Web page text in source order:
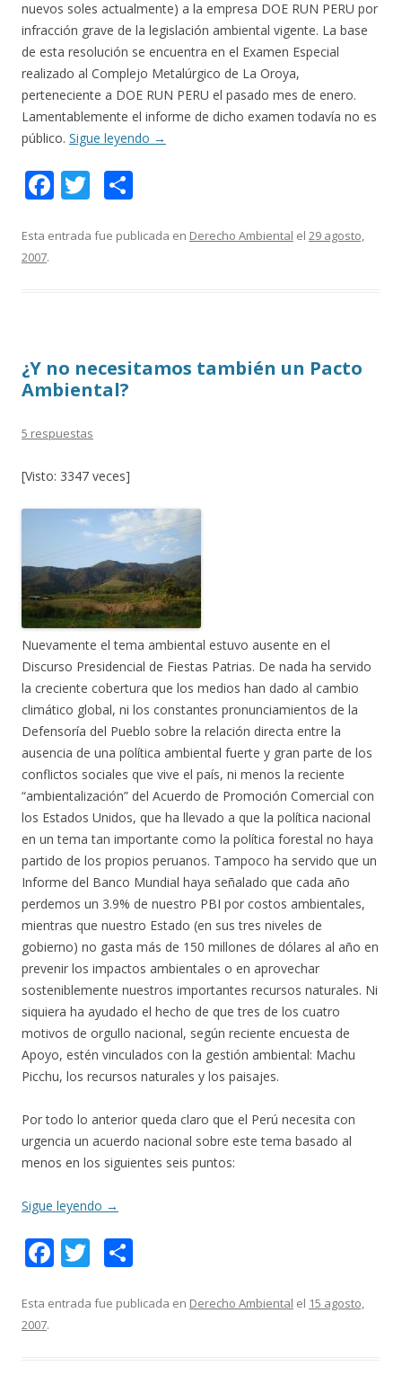
nuevos soles actualmente) a la empresa DOE RUN PERU por
infracción grave de la legislación ambiental vigente. La base
de esta resolución se encuentra en el Examen Especial
realizado al Complejo Metalúrgico de La Oroya,
perteneciente a DOE RUN PERU el pasado mes de enero.
Lamentablemente el informe de dicho examen todavía no es
público. Sigue leyendo →
F
e
k
T
itt m
r
Esta entrada fue publicada en Derecho Ambiental el 29 agosto,
2007.
¿Y no necesitamos también un Pacto
Ambiental?
5 respuestas
[Visto: 3347 veces]
Nuevamente el tema ambiental estuvo ausente en el
Discurso Presidencial de Fiestas Patrias. De nada ha servido
la creciente cobertura que los medios han dado al cambio
climático global, ni los constantes pronunciamientos de la
Defensoría del Pueblo sobre la relación directa entre la
ausencia de una política ambiental fuerte y gran parte de los
conflictos sociales que vive el país, ni menos la reciente
“ambientalización” del Acuerdo de Promoción Comercial con
los Estados Unidos, que ha llevado a que la política nacional
en un tema tan importante como la política forestal no haya
partido de los propios peruanos. Tampoco ha servido que un
Informe del Banco Mundial haya señalado que cada año
perdemos un 3.9% de nuestro PBI por costos ambientales,
mientras que nuestro Estado (en sus tres niveles de
gobierno) no gasta más de 150 millones de dólares al año en
prevenir los impactos ambientales o en aprovechar
sosteniblemente nuestros importantes recursos naturales. Ni
siquiera ha ayudado el hecho de que tres de los cuatro
motivos de orgullo nacional, según reciente encuesta de
Apoyo, estén vinculados con la gestión ambiental: Machu
Picchu, los recursos naturales y los paisajes.
Por todo lo anterior queda claro que el Perú necesita con
urgencia un acuerdo nacional sobre este tema basado al
menos en los siguientes seis puntos:
Sigue leyendo →
F
e
T
itt m
Esta entrada fue publicada en Derecho Ambiental el 15 agosto,
2007.